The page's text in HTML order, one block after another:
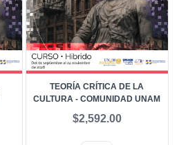
TEORÍA CRÍTICA DE LA
CULTURA - COMUNIDAD UNAM
$2,592.00